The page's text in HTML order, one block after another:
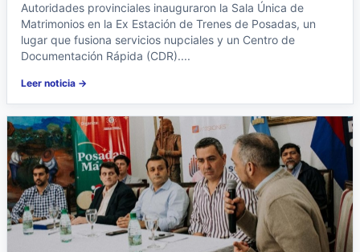
Autoridades provinciales inauguraron la Sala Única de
Matrimonios en la Ex Estación de Trenes de Posadas, un
lugar que fusiona servicios nupciales y un Centro de
Documentación Rápida (CDR)....
Leer noticia →